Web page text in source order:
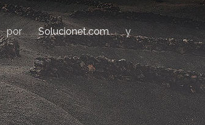
porSolucionet.comy